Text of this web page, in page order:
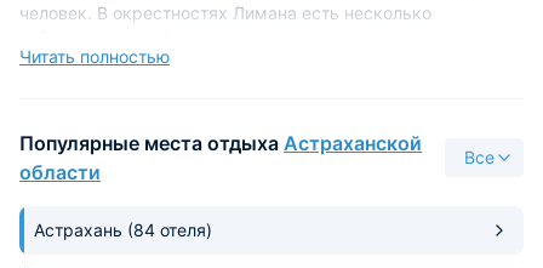
человек. В окрестностях Лимана есть несколько
населенного пункта.
Перекусить можно так же в одной из кафешек поселка.
Свой досуг приезжие могут организовать в Парке Мира
либо же в Парке Ветеранов. Самой главной
достопримечательностью является Лиманский Курул. Это
своеобразный буддистский храм. На его территории
имеется «Колесо учения», барабаны «кюрдэ», а также
Читать полностью
Популярные места отдыха Астраханской
области
Все
Астрахань (84 отеля)